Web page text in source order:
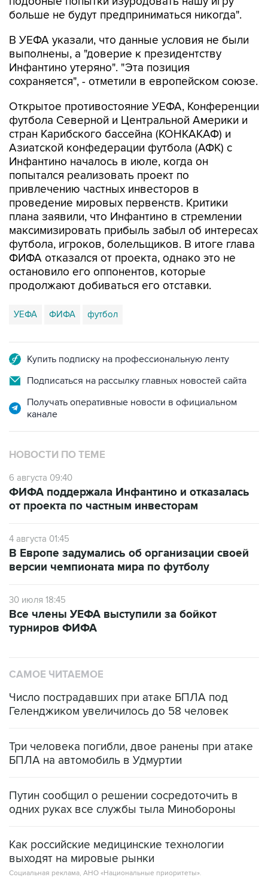
больше не будут предприниматься никогда".
В УЕФА указали, что данные условия не были
выполнены, а "доверие к президентству
Инфантино утеряно". "Эта позиция
сохраняется", - отметили в европейском союзе.
Открытое противостояние УЕФА, Конференции
футбола Северной и Центральной Америки и
стран Карибского бассейна (КОНКАКАФ) и
Азиатской конфедерации футбола (АФК) с
Инфантино началось в июле, когда он
попытался реализовать проект по
привлечению частных инвесторов в
проведение мировых первенств. Критики
плана заявили, что Инфантино в стремлении
максимизировать прибыль забыл об интересах
футбола, игроков, болельщиков. В итоге глава
ФИФА отказался от проекта, однако это не
остановило его оппонентов, которые
продолжают добиваться его отставки.
УЕФА ФИФА футбол
Купить подписку на профессиональную ленту
Подписаться на рассылку главных новостей сайта
Получать оперативные новости в официальном
канале
НОВОСТИ ПО ТЕМЕ
6 августа 09:40
ФИФА поддержала Инфантино и отказалась
от проекта по частным инвесторам
4 августа 01:45
В Европе задумались об организации своей
версии чемпионата мира по футболу
30 июля 18:45
Все члены УЕФА выступили за бойкот
турниров ФИФА
САМОЕ ЧИТАЕМОЕ
Число пострадавших при атаке БПЛА под
Геленджиком увеличилось до 58 человек
Три человека погибли, двое ранены при атаке
БПЛА на автомобиль в Удмуртии
Путин сообщил о решении сосредоточить в
одних руках все службы тыла Минобороны
Как российские медицинские технологии
выходят на мировые рынки
Социальная реклама, АНО «Национальные приоритеты».